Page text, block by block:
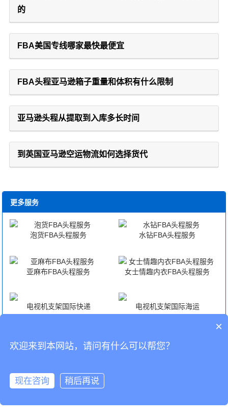
的
FBA美国专线哪家最快最便宜
FBA头程亚马逊箱子重量和体积有什么限制
亚马逊头程从提取到入库多长时间
到英国亚马逊空运物流如何选择货代
更多服务
泡货FBA头程服务 水钻FBA头程服务
亚麻布FBA头程服务 女士情趣内衣FBA头程服务
电视机支架国际快递 电视机支架国际海运
电视机支架国际空运 电视机支架海外仓代发货
CopyRight © 深圳市韬博供应链有限公司
×
欢迎来到本网站，请问有什么可以帮您？
现在咨询 稍后再说